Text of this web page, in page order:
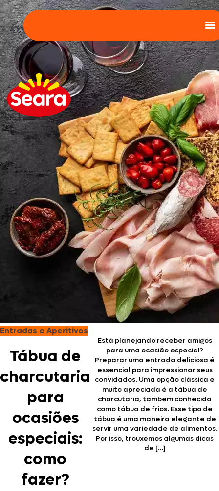
Entradas e Aperitivos
Tábua de
charcutaria
para
ocasiões
especiais:
como
fazer?
Está planejando receber amigos
para uma ocasião especial?
Preparar uma entrada deliciosa é
essencial para impressionar seus
convidados. Uma opção clássica e
muito apreciada é a tábua de
charcutaria, também conhecida
como tábua de frios. Esse tipo de
tábua é uma maneira elegante de
servir uma variedade de alimentos.
Por isso, trouxemos algumas dicas
de […]